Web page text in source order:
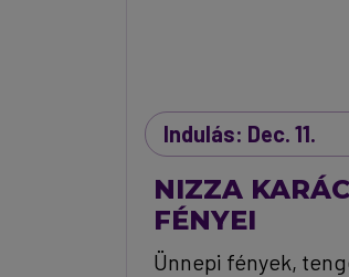
Indulás: Dec. 11.
NIZZA
FÉNYEI
Ünnepi fények,